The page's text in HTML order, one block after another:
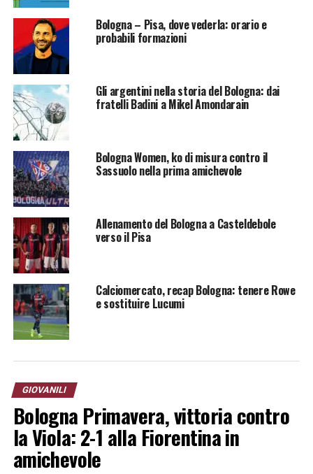
appuntamento.
I precedenti con
maggiore esperienza nella gestione di partite ad alto
coefficiente tecnico ed emotivo. La sua designazione per
un match tra due squadre di alta classifica come
suoi confronti
TAG: ATALANTA BOLOGNA
SUCCESSIVO
Atalanta-Bologna, i convocati di Italiano
DA NON PERDERE
Le ultime da Casteldebole, lavoro tattico e infortunati
Bologna – Pisa, dove vederla: orario e
probabili formazioni
Gli argentini nella storia del Bologna: dai
fratelli Badini a Mikel Amondarain
Bologna Women, ko di misura contro il
Sassuolo nella prima amichevole
Allenamento del Bologna a Casteldebole
verso il Pisa
Calciomercato, recap Bologna: tenere Rowe
e sostituire Lucumi
GIOVANILI
Bologna Primavera, vittoria contro
la Viola: 2-1 alla Fiorentina in
amichevole